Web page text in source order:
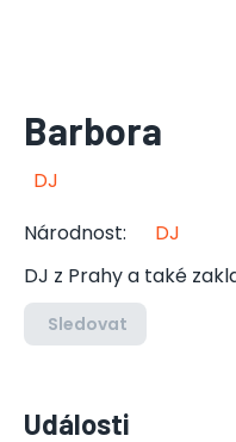
Barbora
DJ
Národnost:
DJ
DJ z Prahy a také
Sledovat
Události